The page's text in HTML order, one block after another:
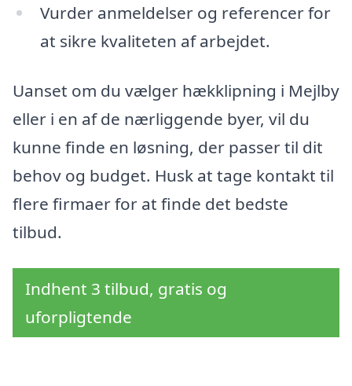
Vurder anmeldelser og referencer for
at sikre kvaliteten af arbejdet.
Uanset om du vælger hækklipning i Mejlby
eller i en af de nærliggende byer, vil du
kunne finde en løsning, der passer til dit
behov og budget. Husk at tage kontakt til
flere firmaer for at finde det bedste
tilbud.
Indhent 3 tilbud, gratis og
uforpligtende